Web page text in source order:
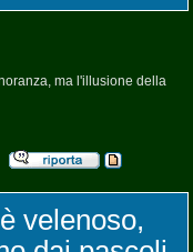
ma l'illusione della
velenoso,